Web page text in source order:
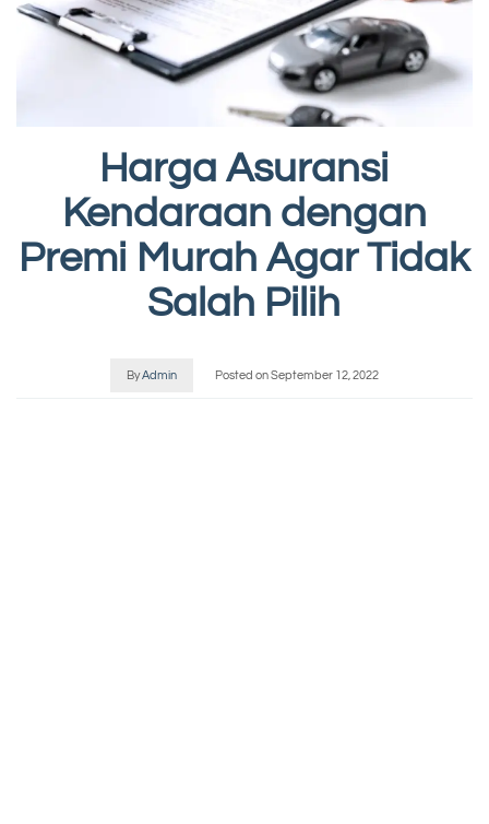
Harga Asuransi
Kendaraan dengan
Premi Murah Agar Tidak
Salah Pilih
ByAdmin Posted onSeptember 12, 2022